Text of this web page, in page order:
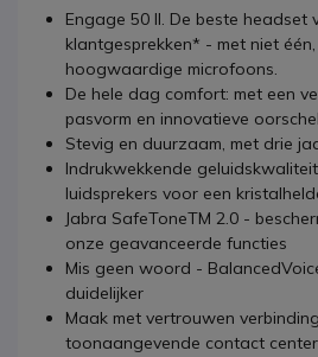
Engage 50 II. De beste headset
klantgesprekken* - met niet
hoogwaardige microfoons.
De hele dag comfort: met een
pasvorm en innovatieve
Stevig en duurzaam, met drie
Indrukwekkende
luidsprekers voor een
Jabra SafeToneTM 2.0 -
onze geavanceerde functies
Mis geen woord -
duidelijker
Maak met vertrouwen
toonaangevende contact